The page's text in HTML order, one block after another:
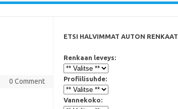
0 Comment
ETSI HALVIMMAT AUTON RENKAAT
Renkaan leveys:
Profiilisuhde:
Vannekoko: